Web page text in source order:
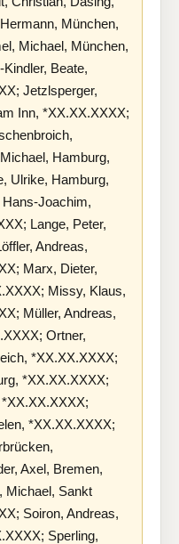
München,
Michael, München,
Beate,
Jetzlsperger,
Inn, *XX.XX.XXXX;
Hamburg,
Ulrike, Hamburg,
Joachim,
Lange, Peter,
Andreas,
Marx, Dieter,
Missy, Klaus,
Müller, Andreas,
Ortner,
*XX.XX.XXXX;
*XX.XX.XXXX;
*XX.XX.XXXX;
Axel, Bremen,
Michael, Sankt
Soiron, Andreas,
Sperling,